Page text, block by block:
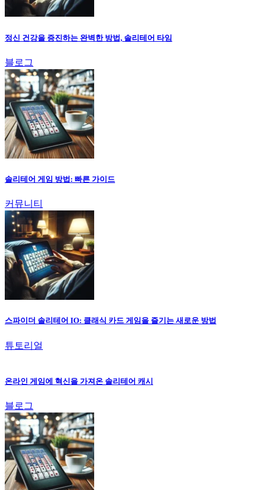
정신 건강을 증진하는 완벽한 방법, 솔리테어 타임
블로그
솔리테어 게임 방법: 빠른 가이드
커뮤니티
스파이더 솔리테어 IO: 클래식 카드 게임을 즐기는 새로운 방법
튜토리얼
온라인 게임에 혁신을 가져온 솔리테어 캐시
블로그